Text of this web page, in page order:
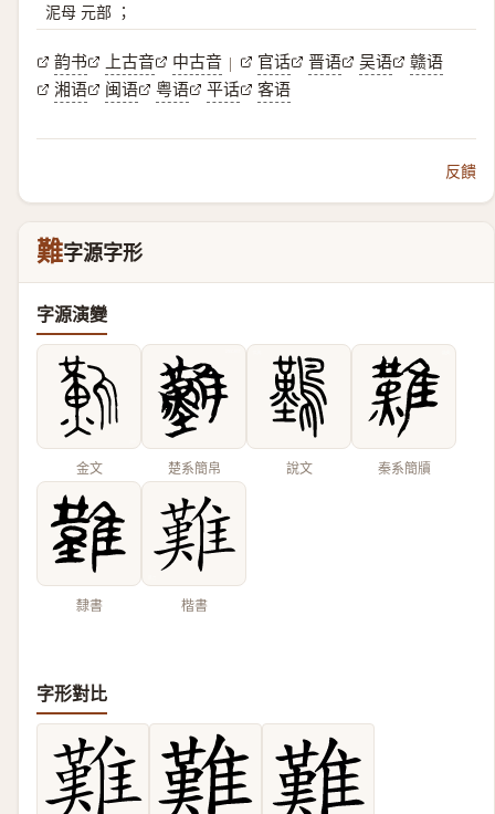
泥母 元部 ；
韵书 上古音 中古音 | 官话 晋语 吴语
赣语
湘语
闽语 粤语 平话 客语
反饋
難字源字形
字源演變
金文 楚系簡帛 說文 秦系簡牘
隸書 楷書
字形對比